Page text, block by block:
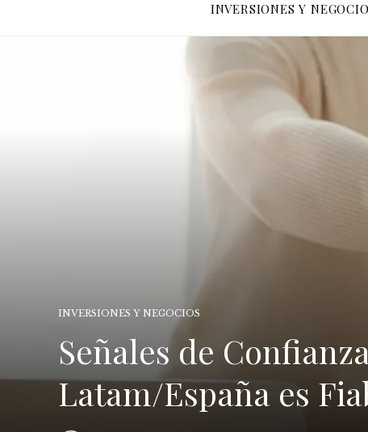
INVERSIONES Y
INVERSIONES Y NEGOCIOS
Señales de
Latam/España es